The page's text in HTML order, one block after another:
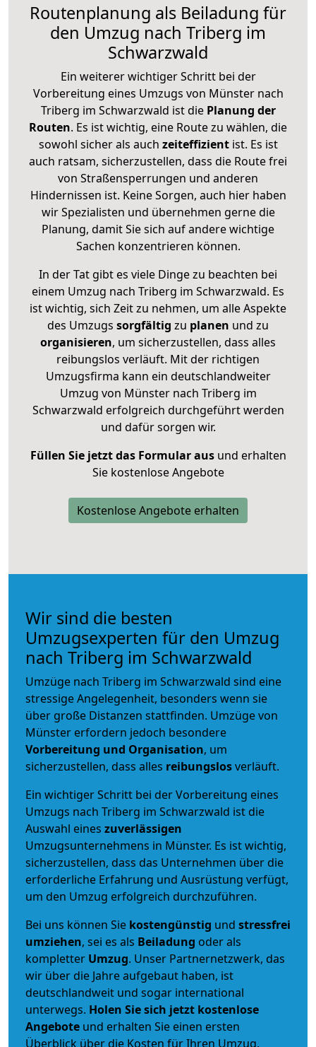
Routenplanung als Beiladung für
den Umzug nach Triberg im
Schwarzwald
Ein weiterer wichtiger Schritt bei der
Vorbereitung eines Umzugs von Münster nach
Triberg im Schwarzwald ist diePlanung der
Routen. Es ist wichtig, eine Route zu wählen, die
sowohl sicher als auch zeiteffizientist. Es ist
auch ratsam, sicherzustellen, dass die Route frei
von Straßensperrungen und anderen
Hindernissen ist. Keine Sorgen, auch hier haben
wir Spezialisten und übernehmen gerne die
Planung, damit Sie sich auf andere wichtige
Sachen konzentrieren können.
In der Tat gibt es viele Dinge zu beachten bei
einem Umzug nach Triberg im Schwarzwald. Es
ist wichtig, sich Zeit zu nehmen, um alle Aspekte
des Umzugs sorgfältig zu planen und zu
organisieren, um sicherzustellen, dass alles
reibungslos verläuft. Mit der richtigen
Umzugsfirma kann ein deutschlandweiter
Umzug von Münster nach Triberg im
Schwarzwald erfolgreich durchgeführt werden
und dafür sorgen wir.
Füllen Sie jetzt das Formular ausund erhalten
Sie kostenlose Angebote
Kostenlose Angebote erhalten
Wir sind die besten
Umzugsexperten für den Umzug
nach Triberg im Schwarzwald
Umzüge nach Triberg im Schwarzwald sind eine
stressige Angelegenheit, besonders wenn sie
über große Distanzen stattfinden. Umzüge von
Münster erfordern jedoch besondere
Vorbereitung und Organisation, um
sicherzustellen, dass alles reibungslosverläuft.
Ein wichtiger Schritt bei der Vorbereitung eines
Umzugs nach Triberg im Schwarzwald ist die
Auswahl eines zuverlässigen
Umzugsunternehmens in Münster. Es ist wichtig,
sicherzustellen, dass das Unternehmen über die
erforderliche Erfahrung und Ausrüstung verfügt,
um den Umzug erfolgreich durchzuführen.
Bei uns können Sie kostengünstig und stressfrei
umziehen, sei es als Beiladung oder als
kompletter Umzug. Unser Partnernetzwerk, das
wir über die Jahre aufgebaut haben, ist
deutschlandweit und sogar international
unterwegs. Holen Sie sich jetzt kostenlose
Angebote und erhalten Sie einen ersten
Überblick über die Kosten für Ihren Umzug.